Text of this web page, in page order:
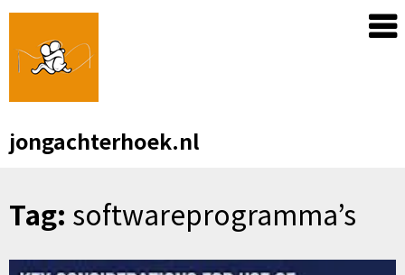
Skip
content
jongachterhoek.nl
Tag: softwareprogramma’s